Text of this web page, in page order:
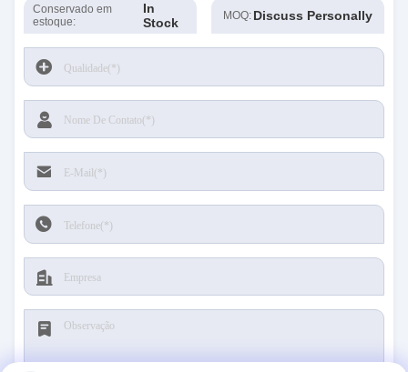
Conservado em
estoque:
In
Stock
MOQ: Discuss Personally